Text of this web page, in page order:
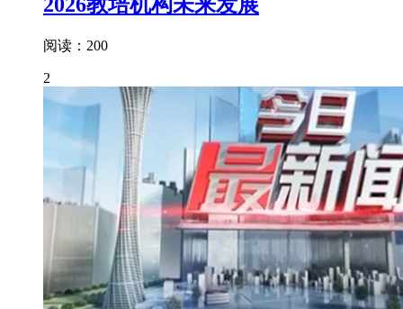
阅读：200
2